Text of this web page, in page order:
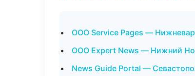
ООО Service Pages —
ООО Expert News — Нижний
News Guide Portal —